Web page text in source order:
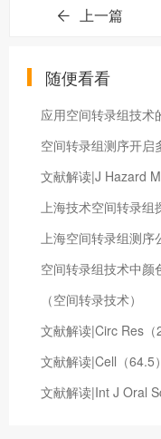
上一篇
随便看看
（空间转录技术）